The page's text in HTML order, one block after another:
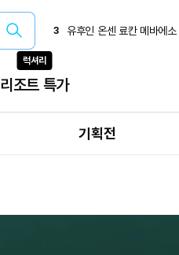
3 유후인 온센 료칸 메바에소
6 베트남 특가
7 유유버스투어
8 오사카 주유패스
국내 온천
리조트 특가
럭셔리
기획전